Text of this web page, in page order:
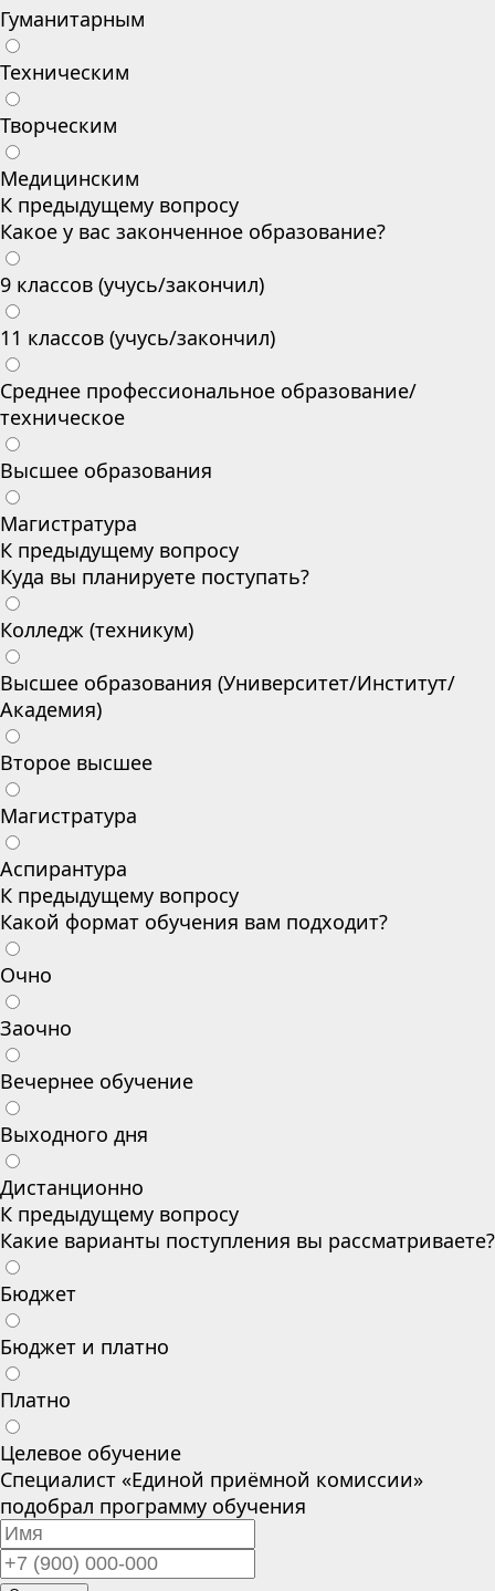
Гуманитарным
Техническим
Творческим
Медицинским
К предыдущему вопросу
Какое у вас законченное образование?
9 классов (учусь/закончил)
11 классов (учусь/закончил)
Среднее профессиональное образование/
техническое
Высшее образования
Магистратура
К предыдущему вопросу
Куда вы планируете поступать?
Колледж (техникум)
Высшее образования (Университет/Институт/
Академия)
Второе высшее
Магистратура
Аспирантура
К предыдущему вопросу
Какой формат обучения вам подходит?
Очно
Заочно
Вечернее обучение
Выходного дня
Дистанционно
К предыдущему вопросу
Какие варианты поступления вы рассматриваете?
Бюджет
Бюджет и платно
Платно
Целевое обучение
Специалист «Единой приёмной комиссии»
подобрал программу обучения